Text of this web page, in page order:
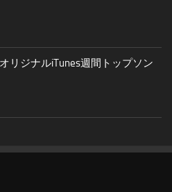
ジナルiTunes週間トップソン